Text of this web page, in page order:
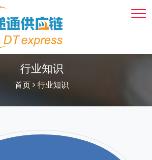
行业知识
首页 行业知识